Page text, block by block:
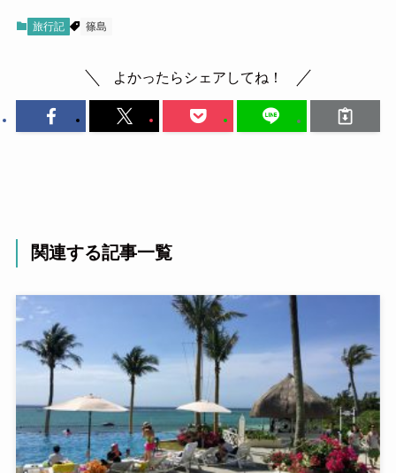
旅行記 篠島
よかったらシェアしてね！
関連する記事一覧